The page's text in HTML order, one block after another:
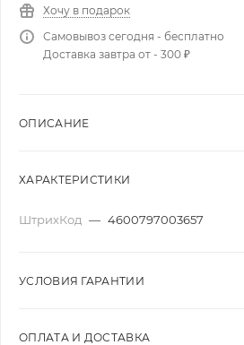
Хочу в подарок
Самовывоз сегодня - бесплатно
Доставка завтра от - 300 ₽
ОПИСАНИЕ
ХАРАКТЕРИСТИКИ
ШтрихКод — 4600797003657
УСЛОВИЯ ГАРАНТИИ
ОПЛАТА И ДОСТАВКА